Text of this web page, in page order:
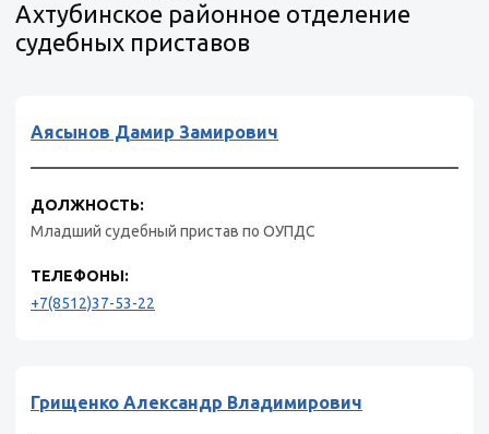
Ахтубинское районное отделение
судебных приставов
Аясынов Дамир Замирович
ДОЛЖНОСТЬ:
Младший судебный пристав по ОУПДС
ТЕЛЕФОНЫ:
+7(8512)37-53-22
Грищенко Александр Владимирович